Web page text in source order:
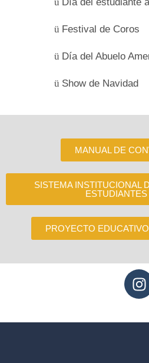
ü
ü Festival de Coros
ü Día del Abuelo
ü Show de Navidad
MANUAL DE
SISTEMA INSTITUCIONAL
PROYECTO